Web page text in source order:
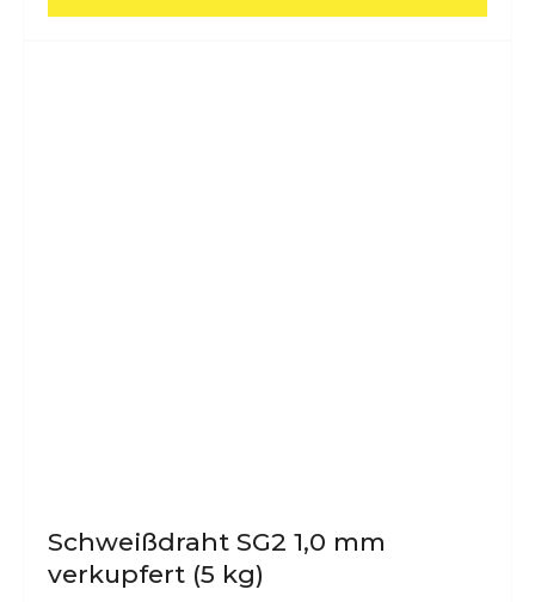
Schweißdraht SG2 1,0 mm
verkupfert (5 kg)